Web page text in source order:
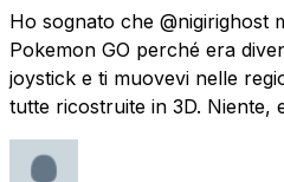
Ho sognato che @nigirighost
Pokemon GO perché era
joystick e ti muovevi nelle
tutte ricostruite in 3D. Niente,